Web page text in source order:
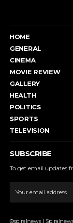
HOME
GENERAL
CINEMA
MOVIE REVIEW
GALLERY
HEALTH
POLITICS
SPORTS
TELEVISION
SUBSCRIBE
To get email updates
©spiralnews |